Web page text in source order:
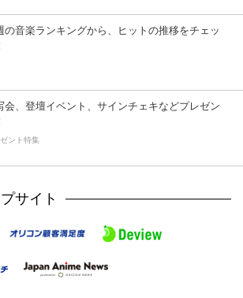
の音楽ランキングから、ヒットの推移をチェッ
会、登壇イベント、サインチェキなどプレゼン
ント特集
サイト